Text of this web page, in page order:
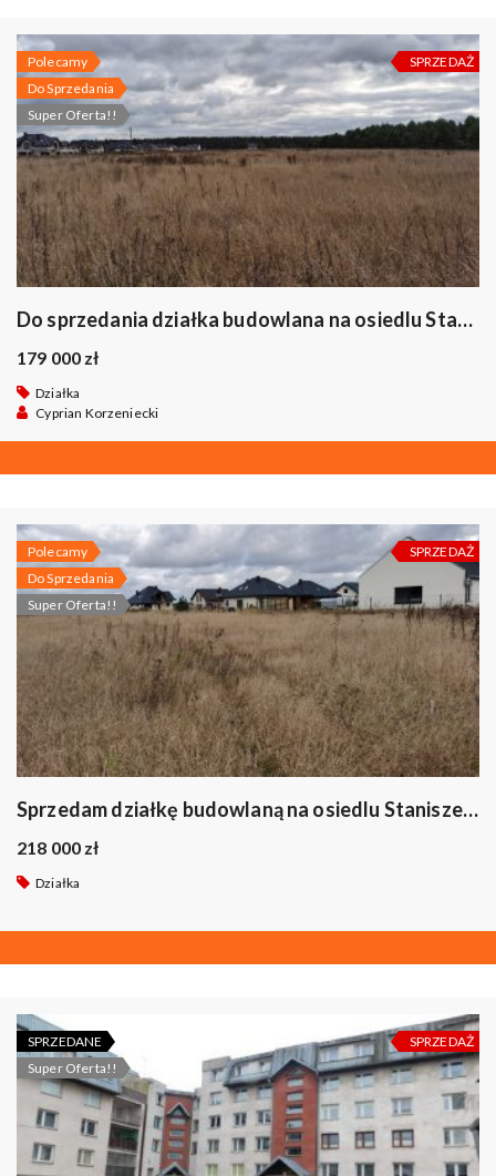
Polecamy
Do Sprzedania
Super Oferta!!
SPRZEDAŻ
Do sprzedania działka budowlana na osiedlu Staniszewskiego w Suwałkach.
179 000 zł
Działka
Cyprian Korzeniecki
Polecamy
Do Sprzedania
Super Oferta!!
SPRZEDAŻ
Sprzedam działkę budowlaną na osiedlu Staniszewskiego w Suwałkach.
218 000 zł
Działka
SPRZEDANE
Super Oferta!!
SPRZEDAŻ